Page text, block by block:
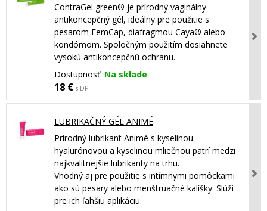
ContraGel green® je prírodný vaginálny
antikoncepčný gél, ideálny pre použitie s
pesarom FemCap, diafragmou Caya® alebo
kondómom. Spoločným použitím dosiahnete
vysokú antikoncepčnú ochranu.
Dostupnosť: Na sklade
18 € s DPH
LUBRIKAČNÝ GÉL ANIMÉ
Prírodný lubrikant Animé s kyselinou
hyalurónovou a kyselinou mliečnou patrí medzi
najkvalitnejšie lubrikanty na trhu.
Vhodný aj pre použitie s intímnymi pomôckami
ako sú pesary alebo menštruačné kalíšky. Slúži
pre ich ľahšiu aplikáciu.